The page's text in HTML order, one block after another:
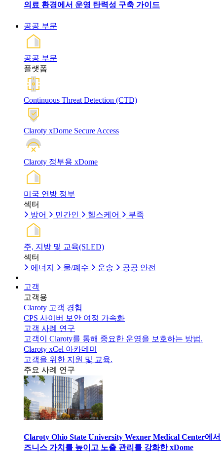
의료 환경에서 운영 탄력성 구축 가이드
공공 부문
공공 부문
플랫폼
Continuous Threat Detection (CTD)
Claroty xDome Secure Access
Claroty 정부용 xDome
미국 연방 정부
섹터
방어
민간인 헬스케어 부족
주, 지방 및 교육(SLED)
섹터
에너지
물/폐수 운송 공공 안전
고객
고객용
Claroty 고객 경험
CPS 사이버 보안 여정 가속화
고객 사례 연구
고객이 Claroty를 통해 중요한 운영을 보호하는 방법.
Claroty xCel 아카데미
고객을 위한 지원 및 교육.
주요 사례 연구
Claroty Ohio State University Wexner Medical Center에
즈니스 가치를 높이고 노출 관리를 강화한 xDome